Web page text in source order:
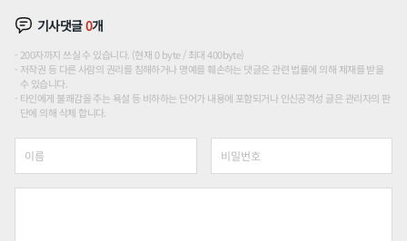
기사댓글0개
200자까지 쓰실 수 있습니다. (현재 0 byte / 최대 400byte)
저작권 등 다른 사람의 권리를 침해하거나 명예를 훼손하는 댓글은 관련 법률에 의해 제재를 받을
수 있습니다.
타인에게 불쾌감을 주는 욕설 등 비하하는 단어가 내용에 포함되거나 인신공격성 글은 관리자의 판
단에 의해 삭제 합니다.